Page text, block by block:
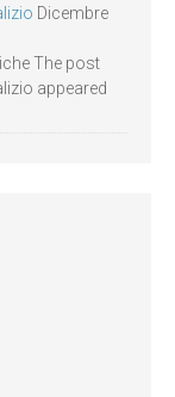
Dicembre
The post
appeared